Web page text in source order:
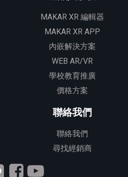
MAKAR XR 編輯器
MAKAR XR APP
內嵌解決方案
WEB AR/VR
學校教育推廣
價格方案
聯絡我們
聯絡我們
尋找經銷商